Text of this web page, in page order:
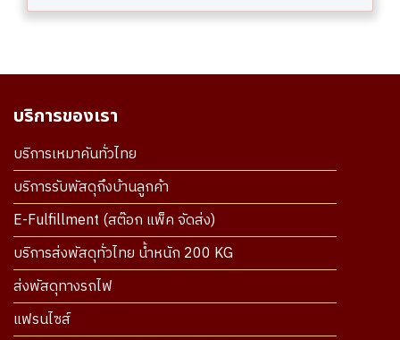
บริการของเรา
บริการเหมาคันทั่วไทย
บริการรับพัสดุถึงบ้านลูกค้า
E-Fulfillment (สต๊อก แพ็ค จัดส่ง)
บริการส่งพัสดุทั่วไทย น้ำหนัก 200 KG
ส่งพัสดุทางรถไฟ
แฟรนไซส์